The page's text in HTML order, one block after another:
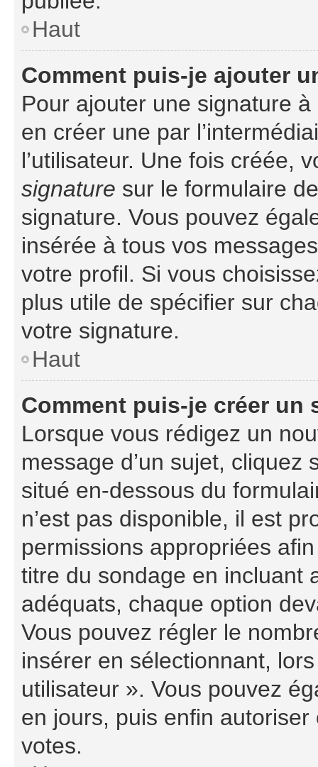
Haut
Comment puis-je ajouter
Pour ajouter une signature
en créer une par
l’utilisateur. Une fois créée,
signature sur le formulaire
signature. Vous pouvez
insérée à tous vos
votre profil. Si vous
plus utile de spécifier sur
votre signature.
Haut
Comment puis-je créer un
Lorsque vous rédigez un
message d’un sujet, cliquez
situé en-dessous du
n’est pas disponible, il est
permissions appropriées
titre du sondage en incluant
adéquats, chaque option
Vous pouvez régler le
insérer en sélectionnant,
utilisateur ». Vous pouvez
en jours, puis enfin
votes.